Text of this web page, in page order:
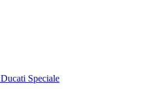
Ducati Speciale